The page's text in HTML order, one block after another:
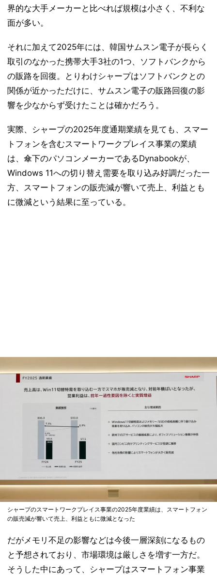
界的な大手メーカーと比べれば規模は小さく、不利な
面が多い。
それに加えて2025年には、韓国サムスン電子が長らく
取引のなかった携帯大手3社の1つ、ソフトバンクから
の販路を回復。とりわけシャープはソフトバンクとの
関係が近かっただけに、サムスン電子の販路回復の影
響を少なからず受けたことは確かだろう。
実際、シャープの2025年度通期業績を見ても、スマー
トフォンを含むスマートワークプレイス事業の業績
は、傘下のパソコンメーカーであるDynabookが、
Windows 11への切り替え需要を取り込み好調だった一
方、スマートフォンの販売減が響いて売上、利益とも
に微減という結果に至っている。
シャープのスマートワークプレイス事業の2025年度業績は、スマートフォン
の販売減が響いて売上、利益ともに微減となった
だがメモリ不足の影響などは今後一層深刻になるもの
と予想されており、市場環境は厳しさを増す一方だ。
そうした中にあって、シャープはスマートフォン事業